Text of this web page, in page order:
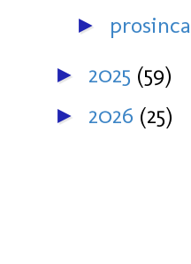
► prosinca
► 2025 (59)
► 2026 (25)